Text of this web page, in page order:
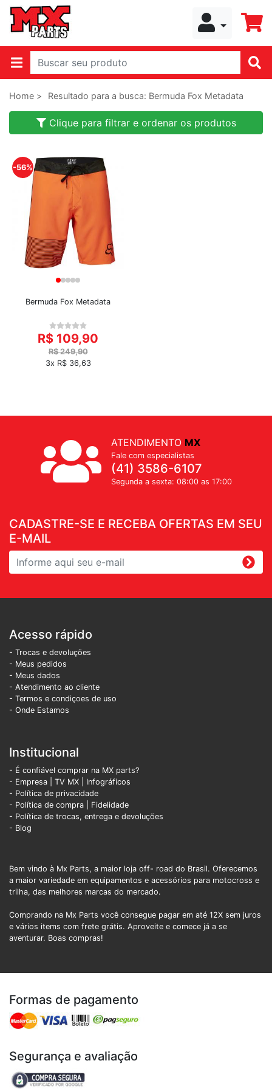
Home > Resultado para a busca: Bermuda Fox Metadata
Clique para filtrar e ordenar os produtos
-56%
Bermuda Fox Metadata
R$ 109,90
R$ 249,90
3x R$ 36,63
CADASTRE-SE E RECEBA OFERTAS EM SEU
E-MAIL
ATENDIMENTO MX
Fale com especialistas
(41) 3586-6107
Segunda a sexta: 08:00 as 17:00
Acesso rápido
- Trocas e devoluções
- Meus pedidos
- Meus dados
- Atendimento ao cliente
- Termos e condiçoes de uso
- Onde Estamos
Institucional
- É confiável comprar na MX parts?
- Empresa
TV MX
Infográficos
- Política de privacidade
- Política de compra | Fidelidade
- Política de trocas, entrega e devoluções
- Blog
Bem vindo à Mx Parts, a maior loja off- road do Brasil. Oferecemos
a maior variedade em equipamentos e acessórios para motocross e
trilha, das melhores marcas do mercado.
Comprando na Mx Parts você consegue pagar em até 12X sem juros
e vários items com frete grátis. Aproveite e comece já a se
aventurar. Boas compras!
Formas de pagamento
Segurança e avaliação